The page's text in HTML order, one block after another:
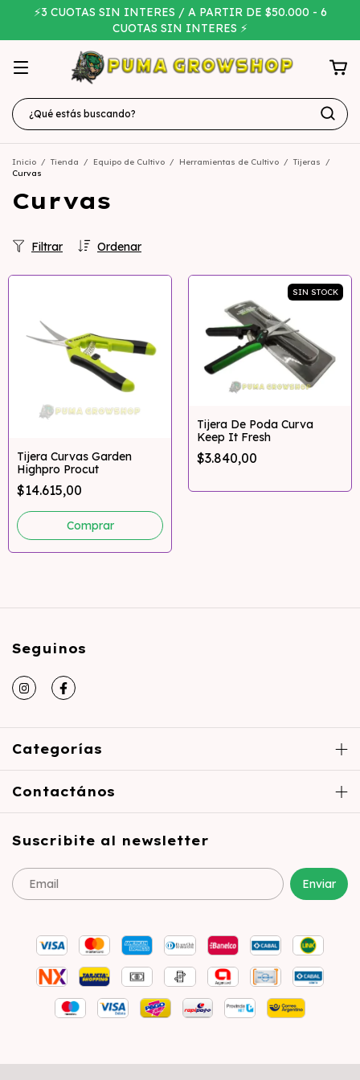
⚡3 CUOTAS SIN INTERES / A PARTIR DE $50.000 - 6
CUOTAS SIN INTERES ⚡
Inicio / Tienda / Equipo de Cultivo / Herramientas de Cultivo / Tijeras
/
Curvas
Curvas
Ordenar
Filtrar
Tijera Curvas Garden
Highpro Procut
$14.615,00
SIN STOCK
Tijera De Poda Curva
Keep It Fresh
$3.840,00
Seguinos
Categorías
Contactános
Suscribite al newsletter